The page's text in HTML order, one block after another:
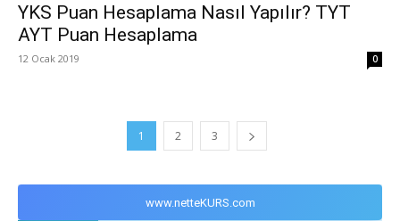
YKS Puan Hesaplama Nasıl Yapılır? TYT
AYT Puan Hesaplama
12 Ocak 2019 0
1 2 3
www.netteKURS.com